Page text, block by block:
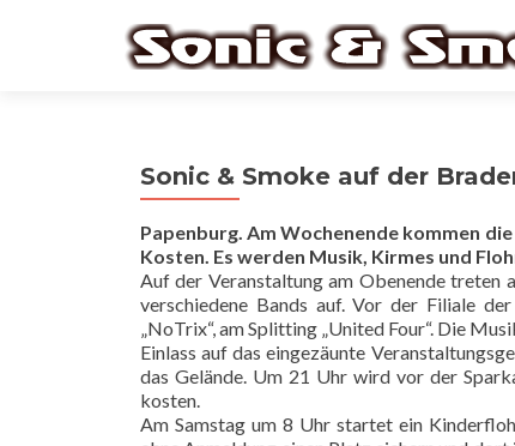
Sonic & Smoke auf der
Papenburg. Am Wochenende kommen
Kosten. Es werden Musik, Kirmes und
Auf der Veranstaltung am Obenende treten
verschiedene Bands auf. Vor der Filiale
„NoTrix“, am Splitting „United Four“. Die
Einlass auf das eingezäunte
das Gelände. Um 21 Uhr wird vor der
kosten.
Am Samstag um 8 Uhr startet ein